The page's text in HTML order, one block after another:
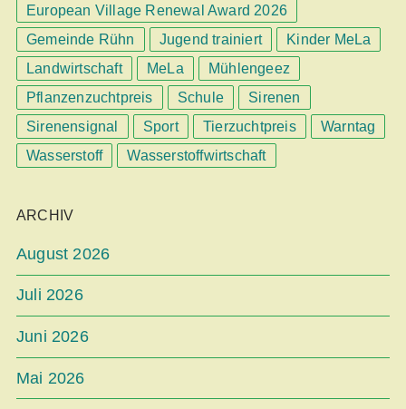
European Village Renewal Award 2026
Gemeinde Rühn
Jugend trainiert
Kinder MeLa
Landwirtschaft
MeLa
Mühlengeez
Pflanzenzuchtpreis
Schule
Sirenen
Sirenensignal
Sport Tierzuchtpreis
Warntag
Wasserstoff
Wasserstoffwirtschaft
ARCHIV
August 2026
Juli 2026
Juni 2026
Mai 2026